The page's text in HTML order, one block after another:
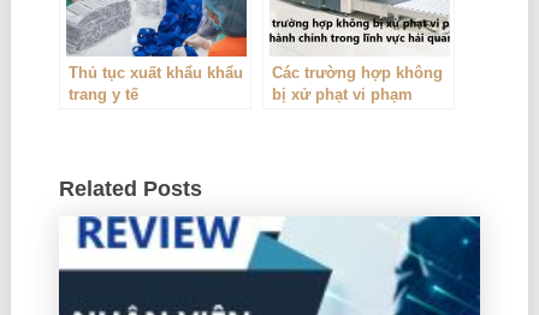
Thủ tục xuất khẩu khẩu
trang y tế
Các trường hợp không
bị xử phạt vi phạm
Related Posts